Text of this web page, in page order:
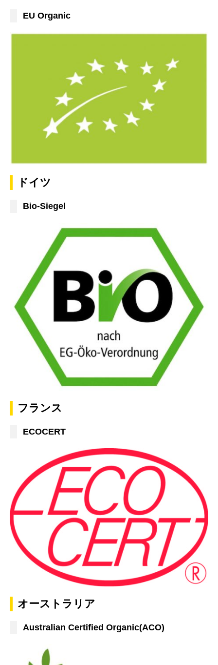
EU Organic
ドイツ
Bio-Siegel
フランス
ECOCERT
オーストラリア
Australian Certified Organic(ACO)